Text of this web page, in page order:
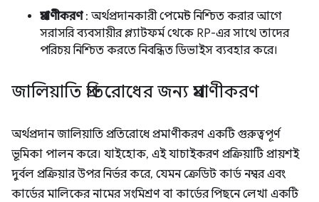
প্রমাণীকরণ: অর্থপ্রদানকারী পেমেন্ট নিশ্চিত করার আগে
সরাসরি ব্যবসায়ীর প্ল্যাটফর্ম থেকে RP-এর সাথে তাদের
পরিচয় নিশ্চিত করতে নিবন্ধিত ডিভাইস ব্যবহার করে।
জালিয়াতি প্রতিরোধের জন্য প্রমাণীকরণ
অর্থপ্রদান জালিয়াতি প্রতিরোধে প্রমাণীকরণ একটি গুরুত্বপূর্ণ
ভূমিকা পালন করে। যাইহোক, এই যাচাইকরণ প্রক্রিয়াটি প্রায়শই
দুর্বল প্রক্রিয়ার উপর নির্ভর করে, যেমন ক্রেডিট কার্ড নম্বর এবং
কার্ডের মালিকের নামের সংমিশ্রণ বা কার্ডের পিছনে লেখা একটি